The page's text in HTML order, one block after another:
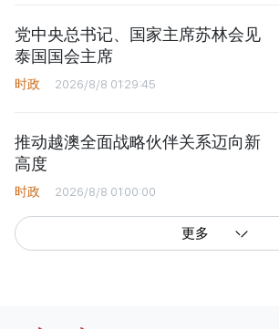
党中央总书记、国家主席苏林会见
泰国国会主席
时政 2026/8/8 01:29:45
推动越澳全面战略伙伴关系迈向新
高度
时政 2026/8/8 01:00:00
更多